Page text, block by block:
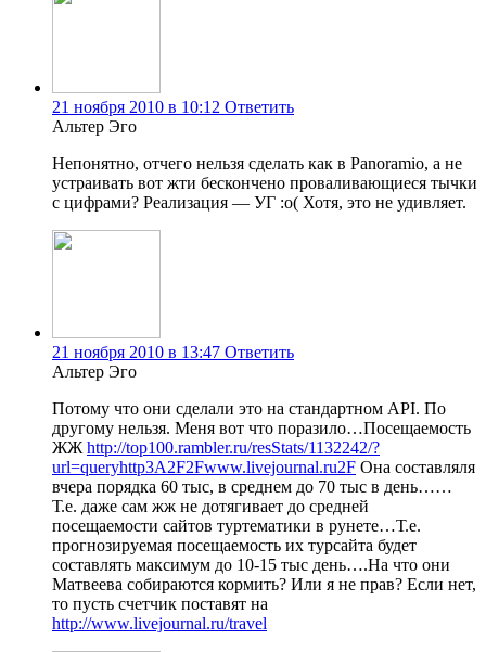
21 ноября 2010 в 10:12 Ответить
Альтер Эго
Непонятно, отчего нельзя сделать как в Panoramio, а не
устраивать вот жти бескончено проваливающиеся тычки
с цифрами? Реализация — УГ :о( Хотя, это не удивляет.
21 ноября 2010 в 13:47 Ответить
Альтер Эго
Потому что они сделали это на стандартном API. По
другому нельзя. Меня вот что поразило…Посещаемость
ЖЖhttp://top100.rambler.ru/resStats/1132242/?
url=queryhttp3A2F2Fwww.livejournal.ru2F Она составляля
вчера порядка 60 тыс, в среднем до 70 тыс в день……
Т.е. даже сам жж не дотягивает до средней
посещаемости сайтов туртематики в рунете…Т.е.
прогнозируемая посещаемость их турсайта будет
составлять максимум до 10-15 тыс день….На что они
Матвеева собираются кормить? Или я не прав? Если нет,
то пусть счетчик поставят на
http://www.livejournal.ru/travel